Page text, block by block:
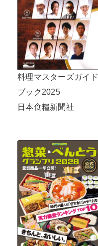
料理マスターズガイド
ブック2025
日本食糧新聞社